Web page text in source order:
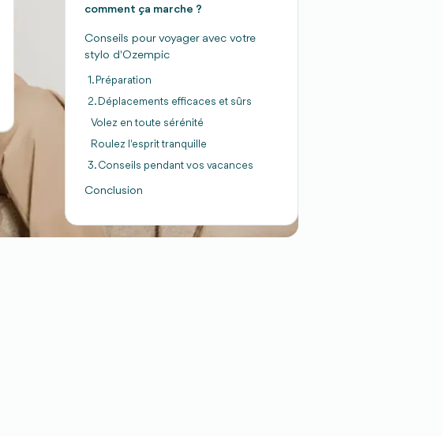
comment ça marche ?
Conseils pour voyager avec votre
stylo d'Ozempic
1. Préparation
2. Déplacements efficaces et sûrs
Volez en toute sérénité
Roulez l'esprit tranquille
3. Conseils pendant vos vacances
Conclusion